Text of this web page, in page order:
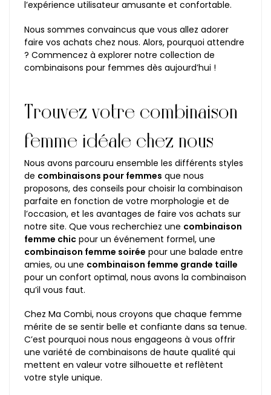
l’expérience utilisateur amusante et confortable.
Nous sommes convaincus que vous allez adorer
faire vos achats chez nous. Alors, pourquoi attendre
? Commencez à explorer notre collection de
combinaisons pour femmes dès aujourd’hui !
Trouvez votre combinaison
femme idéale chez nous
Nous avons parcouru ensemble les différents styles
de combinaisons pour femmes que nous
proposons, des conseils pour choisir la combinaison
parfaite en fonction de votre morphologie et de
l’occasion, et les avantages de faire vos achats sur
notre site. Que vous recherchiez une combinaison
femme chic pour un événement formel, une
combinaison femme soirée pour une balade entre
amies, ou une combinaison femme grande taille
pour un confort optimal, nous avons la combinaison
qu’il vous faut.
Chez Ma Combi, nous croyons que chaque femme
mérite de se sentir belle et confiante dans sa tenue.
C’est pourquoi nous nous engageons à vous offrir
une variété de combinaisons de haute qualité qui
mettent en valeur votre silhouette et reflètent
votre style unique.